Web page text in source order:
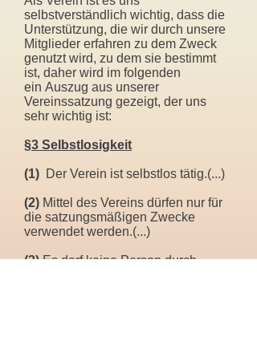
selbstverständlich wichtig, dass die
Unterstützung, die wir durch unsere
Mitglieder erfahren zu dem Zweck
genutzt wird, zu dem sie bestimmt
ist, daher wird im folgenden
ein Auszug aus unserer
Vereinssatzung gezeigt, der uns
sehr wichtig ist:
§3 Selbstlosigkeit
(1) Der Verein ist selbstlos tätig.(...)
(2) Mittel des Vereins dürfen nur für
die satzungsmäßigen Zwecke
verwendet werden.(...)
(3)Es darf keine Person durch